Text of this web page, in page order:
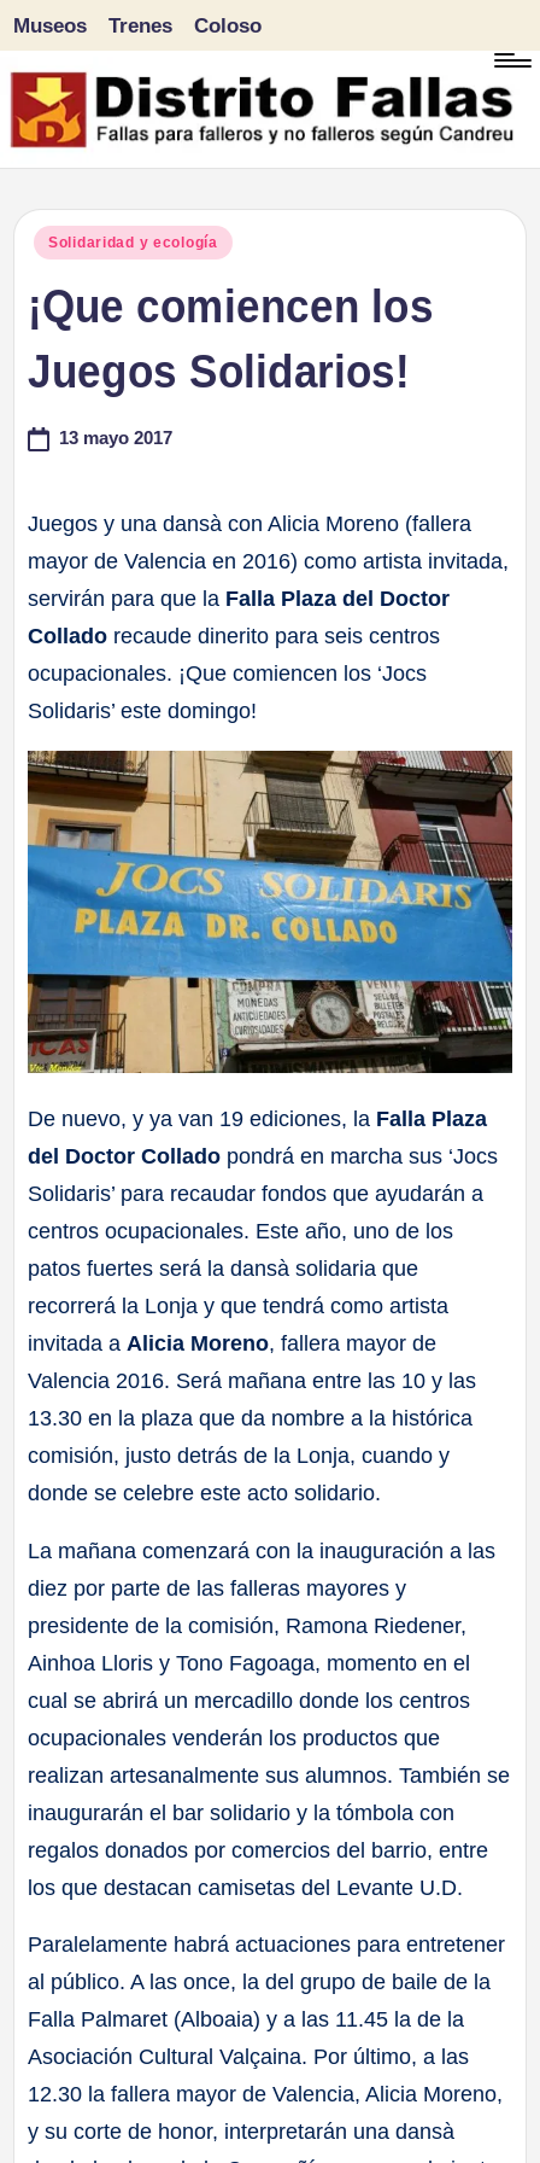
Saltar
al
Museos Trenes Coloso
Publicado
Solidaridad y ecología
¡Que comiencen los
Juegos Solidarios!
13 mayo 2017
Juegos y una dansà con Alicia Moreno (fallera
mayor de Valencia en 2016) como artista invitada,
servirán para que la Falla Plaza del Doctor
Collado recaude dinerito para seis centros
ocupacionales. ¡Que comiencen los ‘Jocs
Solidaris’ este domingo!
De nuevo, y ya van 19 ediciones, la Falla Plaza
del Doctor Collado pondrá en marcha sus ‘Jocs
Solidaris’ para recaudar fondos que ayudarán a
centros ocupacionales. Este año, uno de los
patos fuertes será la dansà solidaria que
recorrerá la Lonja y que tendrá como artista
invitada a Alicia Moreno, fallera mayor de
Valencia 2016. Será mañana entre las 10 y las
13.30 en la plaza que da nombre a la histórica
comisión, justo detrás de la Lonja, cuando y
donde se celebre este acto solidario.
La mañana comenzará con la inauguración a las
diez por parte de las falleras mayores y
presidente de la comisión, Ramona Riedener,
Ainhoa Lloris y Tono Fagoaga, momento en el
cual se abrirá un mercadillo donde los centros
ocupacionales venderán los productos que
realizan artesanalmente sus alumnos. También se
inaugurarán el bar solidario y la tómbola con
regalos donados por comercios del barrio, entre
los que destacan camisetas del Levante U.D.
Paralelamente habrá actuaciones para entretener
al público. A las once, la del grupo de baile de la
Falla Palmaret (Alboaia) y a las 11.45 la de la
Asociación Cultural Valçaina. Por último, a las
12.30 la fallera mayor de Valencia, Alicia Moreno,
y su corte de honor, interpretarán una dansà